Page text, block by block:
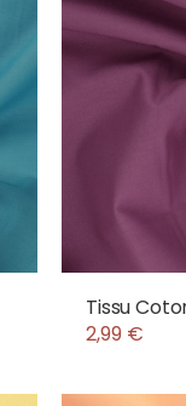
Tissu
2,99 €